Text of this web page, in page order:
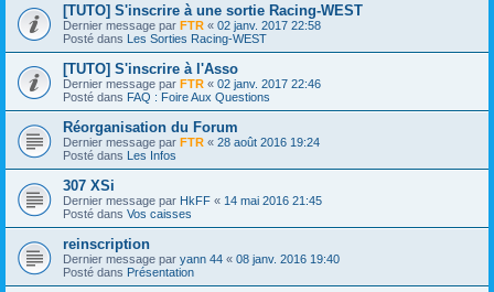
[TUTO] S'inscrire à une sortie Racing-WEST
Dernier message par FTR « 02 janv. 2017 22:58
Posté dans Les Sorties Racing-WEST
[TUTO] S'inscrire à l'Asso
Dernier message par FTR « 02 janv. 2017 22:46
Posté dans FAQ : Foire Aux Questions
Réorganisation du Forum
Dernier message par FTR « 28 août 2016 19:24
Posté dans Les Infos
307 XSi
Dernier message par HkFF « 14 mai 2016 21:45
Posté dans Vos caisses
reinscription
Dernier message par yann 44 « 08 janv. 2016 19:40
Posté dans Présentation